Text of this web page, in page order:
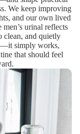
We keep improving
and our own lived
urinal reflects
clean, and quietly
simply works,
that should feel